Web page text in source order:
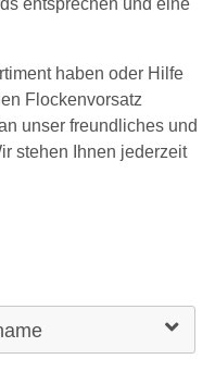
entsprechen und eine
haben oder Hilfe
Flockenvorsatz
unser freundliches und
stehen Ihnen jederzeit